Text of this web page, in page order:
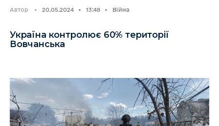
Автор • 20.05.2024 • 13:48 • Війна
Україна контролює 60% території
Вовчанська